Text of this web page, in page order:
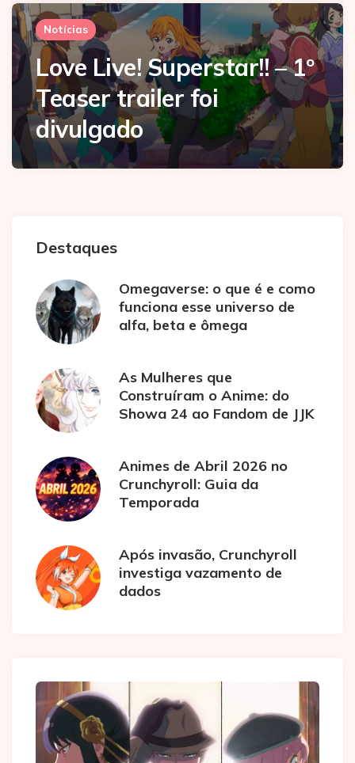
Notícias
Love Live! Superstar!! – 1º
Teaser trailer foi
divulgado
Destaques
Omegaverse: o que é e como
funciona esse universo de
alfa, beta e ômega
As Mulheres que
Construíram o Anime: do
Showa 24 ao Fandom de JJK
Animes de Abril 2026 no
Crunchyroll: Guia da
Temporada
Após invasão, Crunchyroll
investiga vazamento de
dados